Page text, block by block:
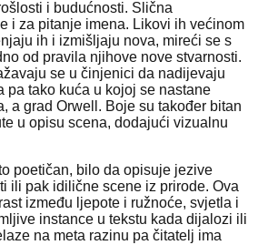
i budućnosti. Slična
i za pitanje imena. Likovi ih većinom
ih i izmišljaju nova, mireći se s
od pravila njihove nove stvarnosti.
se u činjenici da nadijevaju
pa tako kuća u kojoj se nastane
a grad Orwell. Boje su također bitan
u opisu scena, dodajući vizualnu
poetičan, bilo da opisuje jezive
ili pak idilične scene iz prirode. Ova
između ljepote i ružnoće, svjetla i
instance u tekstu kada dijalozi ili
na meta razinu pa čitatelj ima